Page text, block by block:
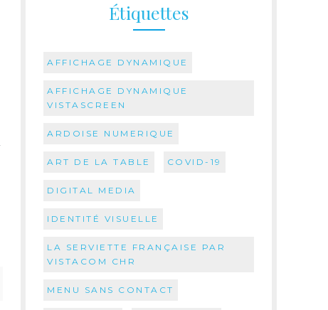
Étiquettes
AFFICHAGE DYNAMIQUE
AFFICHAGE DYNAMIQUE
VISTASCREEN
ARDOISE NUMERIQUE
ART DE LA TABLE COVID-19
DIGITAL MEDIA
IDENTITÉ VISUELLE
LA SERVIETTE FRANÇAISE PAR
VISTACOM CHR
MENU SANS CONTACT